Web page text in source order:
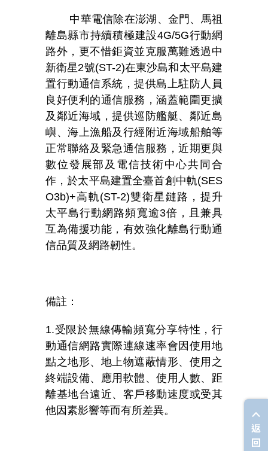
中華電信除在澎湖、金門、馬祖
離島縣市持續積極建設4G/5G行動網
路外，更不惜鉅資並克服萬難透過中
新衛星2號(ST-2)在東沙島和太平島建
置行動通信系統，提供島上駐防人員
良好便利的通信服務，涵蓋範圍更擴
及鄰近海域，提供巡防艦艇、鄰近島
嶼、海上漁船及行經附近海域船舶等
正常聯絡及緊急通信服務，近期更與
數位發展部及電信技術中心共同合
作，於太平島建置全臺首創中軌(SES
O3b)+高軌(ST-2)雙衛星鏈路，提升
太平島行動網路頻寬逾3倍，且兼具
互為備援功能，有效強化離島行動通
信品質及網路韌性。
備註：
1.受限於無線傳輸頻寬分享特性，行
動通信網路實際連線速率會因使用地
點之地形、地上物遮蔽情形、使用之
終端設備、應用軟體、使用人數、距
離基地台遠近、客戶移動速度或受其
他因素影響等而有所差異。
返
回